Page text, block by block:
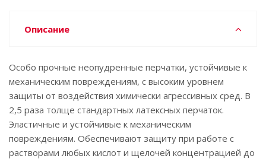
Описание
Особо прочные неопудренные перчатки, устойчивые к
механическим повреждениям, с высоким уровнем
защиты от воздействия химически агрессивных сред. В
2,5 раза толще стандартных латексных перчаток.
Эластичные и устойчивые к механическим
повреждениям. Обеспечивают защиту при работе с
растворами любых кислот и щелочей концентрацией до